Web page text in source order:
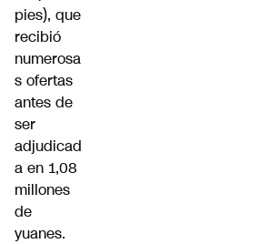
pies), que
recibió
numerosa
s ofertas
antes de
ser
adjudicad
a en 1,08
millones
de
yuanes.